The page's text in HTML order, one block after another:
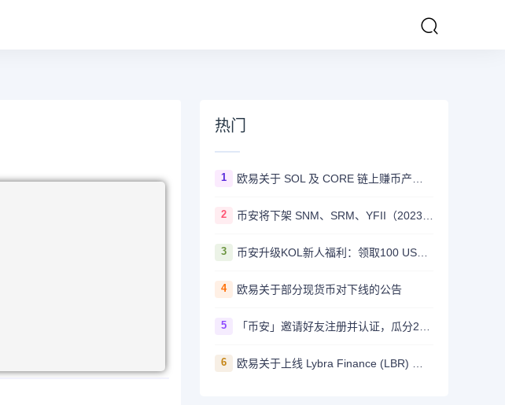
热门
1
2
3 币安升级KOL新人福利：领取100 USDT迎新奖励
4 欧易关于部分现货币对下线的公告
5
6